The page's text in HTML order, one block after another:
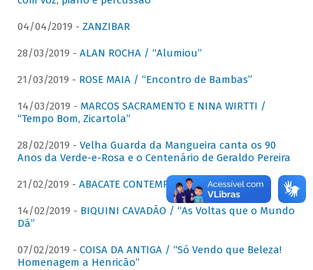
04/04/2019 - ZANZIBAR
28/03/2019 - ALAN ROCHA / “Alumiou”
21/03/2019 - ROSE MAIA / “Encontro de Bambas”
14/03/2019 - MARCOS SACRAMENTO E NINA WIRTTI /
“Tempo Bom, Zicartola”
28/02/2019 - Velha Guarda da Mangueira canta os 90
Anos da Verde-e-Rosa e o Centenário de Geraldo Pereira
21/02/2019 - ABACATE CONTEMPORÂNEO
14/02/2019 - BIQUINI CAVADÃO / “As Voltas que o Mundo
Dá”
07/02/2019 - COISA DA ANTIGA / “Só Vendo que Beleza!
Homenagem a Henricão”